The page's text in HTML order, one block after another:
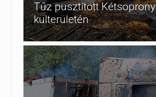
Tűz pusztított Kétsoprony
külterületén